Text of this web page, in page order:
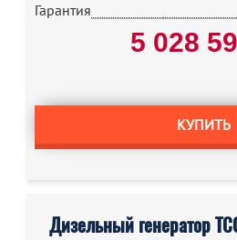
Гарантия
5 028
КУПИТЬ
Дизельный генератор